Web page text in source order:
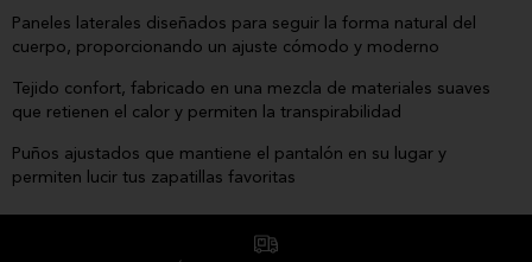
Paneles laterales diseñados para seguir la forma natural del
cuerpo, proporcionando un ajuste cómodo y moderno
Tejido confort, fabricado en una mezcla de materiales suaves
que retienen el calor y permiten la transpirabilidad
Puños ajustados que mantiene el pantalón en su lugar y
permiten lucir tus zapatillas favoritas